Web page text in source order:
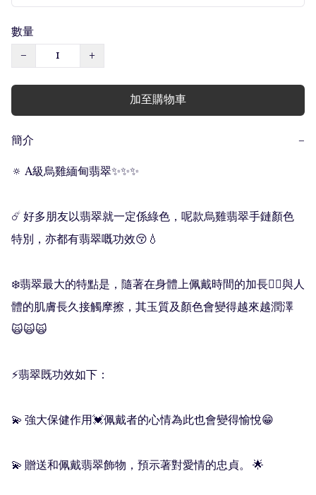
數量
−
+
加至購物車
簡介
−
🔅 A級烏雞緬甸翡翠✨✨✨
☄️ 好多朋友以翡翠就一定係綠色，呢款烏雞翡翠手鏈顏色
特別，亦都有翡翠嘅功效😚💧
❄️翡翠最大的特點是，隨著在身體上佩戴時間的加長✌🏻與人
體的肌膚長久接觸摩擦，其玉質及顏色會變得越來越潤澤
🙀🙀🙀
⚡️翡翠既功效如下：
💫 強大保健作用💓佩戴者的心情為此也會變得愉悅😁
💫 贈送和佩戴翡翠飾物，預示著對愛情的忠貞。 🌟